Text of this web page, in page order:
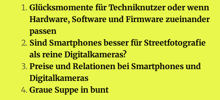
Glücksmomente für Techniknutzer oder wenn
Hardware, Software und Firmware zueinander
passen
Sind Smartphones besser für Streetfotografie
als reine Digitalkameras?
Preise und Relationen bei Smartphones und
Digitalkameras
Graue Suppe in bunt